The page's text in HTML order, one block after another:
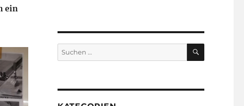
ein
Suchen
nach:
SUCHEN